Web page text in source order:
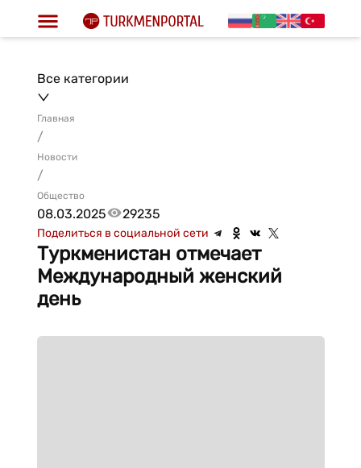
Все категории
Главная
/
Новости
/
Общество
08.03.2025 29235
Поделиться в социальной сети
Туркменистан отмечает
Международный женский
день